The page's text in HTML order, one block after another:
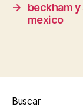
→
beckham
mexico
Buscar